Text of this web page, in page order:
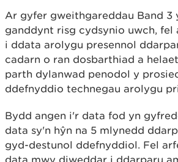
Ar gyfer gweithgareddau Band 3
ganddynt risg cydsynio uwch, fel
i ddata arolygu presennol
cadarn o ran dosbarthiad a
parth dylanwad penodol y
ddefnyddio technegau arolygu
Bydd angen i'r data fod yn
data sy'n hŷn na 5 mlynedd
gyd-destunol ddefnyddiol. Fel
data mwy diweddar i ddarparu